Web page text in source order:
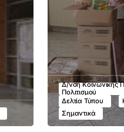
Δ/νση Κοινωνικής
Πολιτισμού
Δελτία Τύπου
Σημαντικά